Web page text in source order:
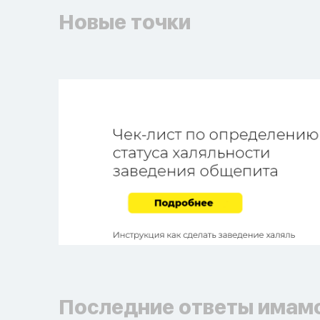
Новые точки
Последние ответы